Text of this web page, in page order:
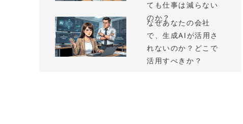
ても仕事は減らない
のか？
なぜあなたの会社
で、生成AIが活用さ
れないのか？どこで
活用すべきか？